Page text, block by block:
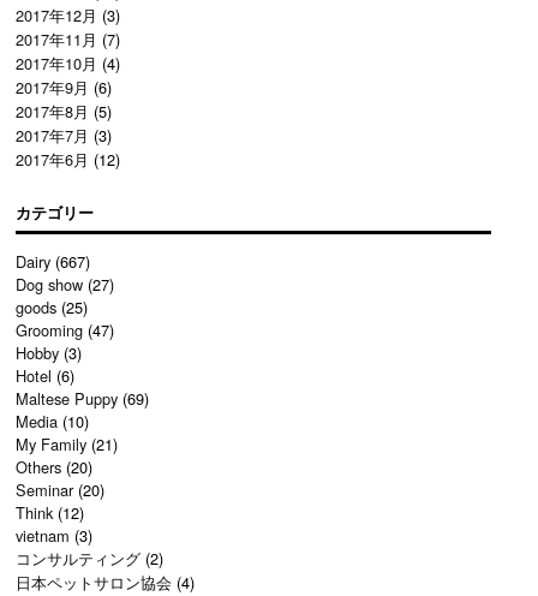
2017年12月 (3)
2017年11月 (7)
2017年10月 (4)
2017年9月 (6)
2017年8月 (5)
2017年7月 (3)
2017年6月 (12)
カテゴリー
Dairy (667)
Dog show (27)
goods (25)
Grooming (47)
Hobby (3)
Hotel (6)
Maltese Puppy (69)
Media (10)
My Family (21)
Others (20)
Seminar(20)
Think(12)
vietnam (3)
コンサルティング (2)
日本ペットサロン協会 (4)